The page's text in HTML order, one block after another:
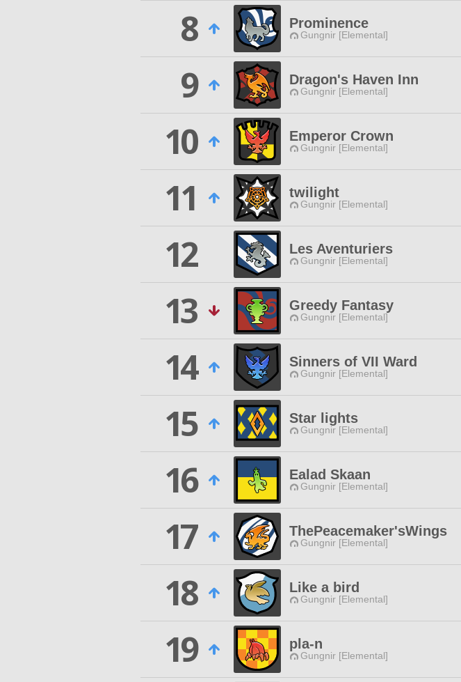
8
Prominence
Gungnir [Elemental]
9
Dragon's Haven Inn
Gungnir [Elemental]
10
Emperor Crown
Gungnir [Elemental]
11
twilight
Gungnir [Elemental]
12
Les Aventuriers
Gungnir [Elemental]
13
Greedy Fantasy
Gungnir [Elemental]
14
Sinners of VII Ward
Gungnir [Elemental]
15
Star lights
Gungnir [Elemental]
16
Ealad Skaan
Gungnir [Elemental]
17
ThePeacemaker'sWings
Gungnir [Elemental]
18
Like a bird
Gungnir [Elemental]
19
pla-n
Gungnir [Elemental]